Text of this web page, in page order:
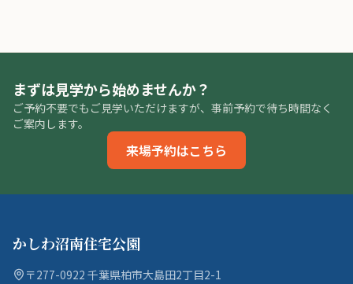
まずは見学から始めませんか？
ご予約不要でもご見学いただけますが、事前予約で待ち時間なく
ご案内します。
来場予約はこちら
かしわ沼南住宅公園
〒277-0922 千葉県柏市大島田2丁目2-1